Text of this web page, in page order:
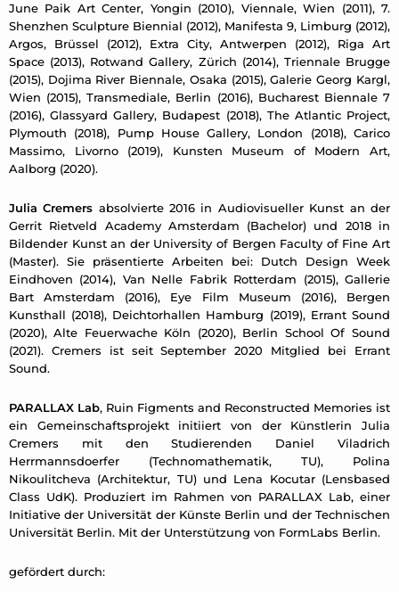
June Paik Art Center, Yongin (2010), Viennale, Wien (2011), 7.
Shenzhen Sculpture Biennial (2012), Manifesta 9, Limburg (2012),
Argos, Brüssel (2012), Extra City, Antwerpen (2012), Riga Art
Space (2013), Rotwand Gallery, Zürich (2014), Triennale Brugge
(2015), Dojima River Biennale, Osaka (2015), Galerie Georg Kargl,
Wien (2015), Transmediale, Berlin (2016), Bucharest Biennale 7
(2016), Glassyard Gallery, Budapest (2018), The Atlantic Project,
Plymouth (2018), Pump House Gallery, London (2018), Carico
Massimo, Livorno (2019), Kunsten Museum of Modern Art,
Aalborg (2020).
Julia Cremers absolvierte 2016 in Audiovisueller Kunst an der
Gerrit Rietveld Academy Amsterdam (Bachelor) und 2018 in
Bildender Kunst an der University of Bergen Faculty of Fine Art
(Master). Sie präsentierte Arbeiten bei: Dutch Design Week
Eindhoven (2014), Van Nelle Fabrik Rotterdam (2015), Gallerie
Bart Amsterdam (2016), Eye Film Museum (2016), Bergen
Kunsthall (2018), Deichtorhallen Hamburg (2019), Errant Sound
(2020), Alte Feuerwache Köln (2020), Berlin School Of Sound
(2021). Cremers ist seit September 2020 Mitglied bei Errant
Sound.
PARALLAX Lab, Ruin Figments and Reconstructed Memories ist
ein Gemeinschaftsprojekt initiiert von der Künstlerin Julia
Cremers mit den Studierenden Daniel Viladrich
Herrmannsdoerfer (Technomathematik, TU), Polina
Nikoulitcheva (Architektur, TU) und Lena Kocutar (Lensbased
Class UdK). Produziert im Rahmen von PARALLAX Lab, einer
Initiative der Universität der Künste Berlin und der Technischen
Universität Berlin. Mit der Unterstützung von FormLabs Berlin.
gefördert durch: